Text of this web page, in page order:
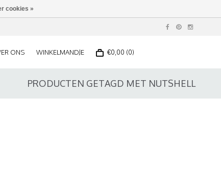
ONS WINKELMANDJE €0,00 (0)
PRODUCTEN GETAGD MET NUTSHELL
cookies »